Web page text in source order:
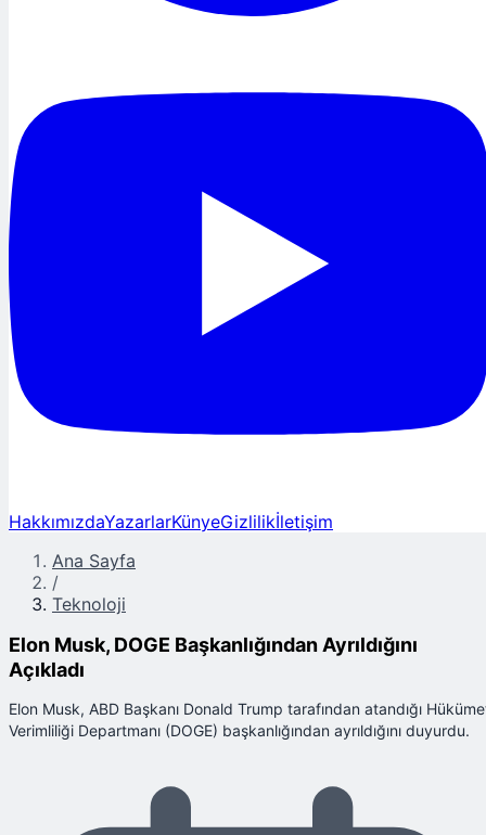
HakkımızdaYazarlarKünyeGizlilikİletişim
Ana Sayfa
/
Teknoloji
Elon Musk, DOGE Başkanlığından Ayrıldığını
Açıkladı
Elon Musk, ABD Başkanı Donald Trump tarafından atandığı
Verimliliği Departmanı (DOGE) başkanlığından ayrıldığını duyurdu.